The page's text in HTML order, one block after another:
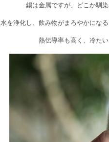
錫は金属ですが、どこか馴
水を浄化し、飲み物がまろやかにな
熱伝導率も高く、冷た